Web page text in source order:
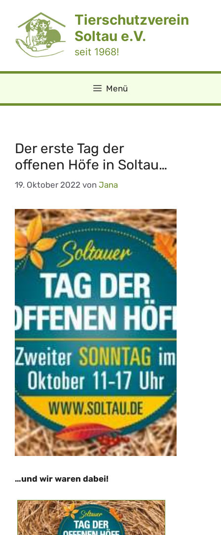
springen
Tierschutzverein
Soltau e.V.
seit 1968!
Menü
Der erste Tag der
offenen Höfe in Soltau…
19. Oktober 2022 von Jana
…und wir waren dabei!